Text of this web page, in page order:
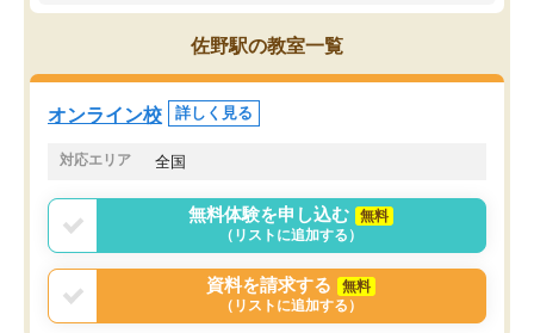
す。
うちの子は、初回面談の講師の方で決
オンラインツールを使用した単語帳の
共有があり宿題もそちらで出される形
でした。
言う事で講師変更の申し出があり、あ
まりに短期での変更だった為、塾に通
う事にして退会しました。遅れも取り
戻せ、授業内容や講師の方は良かった
と思います。
ち期待したものではなく
くなってきたようなので
佐野駅の教室一覧
オンライン校 詳しく見る
対応エリア 全国
無料体験を申し込む
無料
（リストに追加する）
資料を請求する
無料
（リストに追加する）